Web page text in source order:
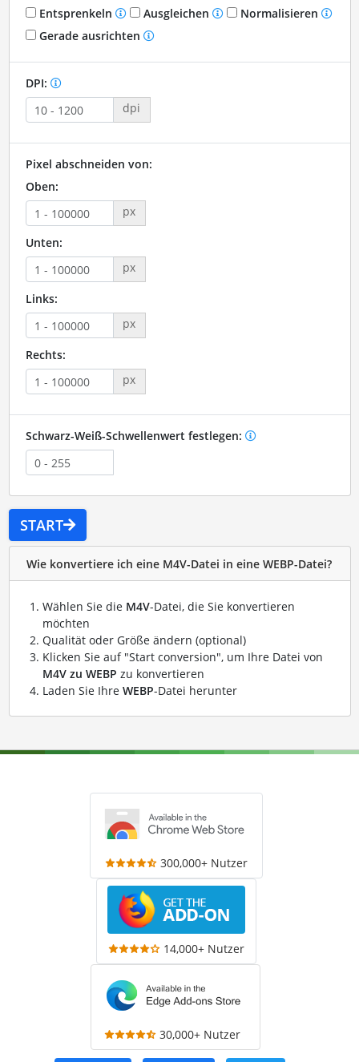
Entsprenkeln
Ausgleichen
Normalisieren
Gerade ausrichten
DPI:
dpi
Pixel abschneiden von:
Oben:
px
Unten:
px
Links:
px
Rechts:
px
Schwarz-Weiß-Schwellenwert festlegen:
START
Wie konvertiere ich eine M4V-Datei in eine WEBP-Datei?
Wählen Sie die M4V-Datei, die Sie konvertieren
möchten
Qualität oder Größe ändern (optional)
Klicken Sie auf "Start conversion", um Ihre Datei von
M4V zu WEBP zu konvertieren
Laden Sie Ihre WEBP-Datei herunter
300,000+ Nutzer
14,000+ Nutzer
30,000+ Nutzer